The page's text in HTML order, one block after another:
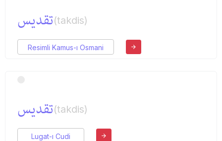
تقدیس(takdis)
Resimli Kamus-ı Osmani
تقدیس(takdis)
Lugat-ı Cudi